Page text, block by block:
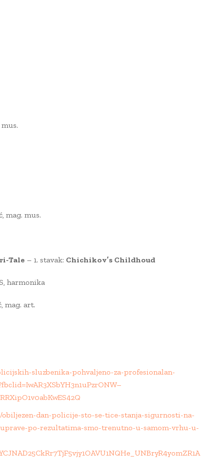
mag. mus.
Tale – 1. stavak: Chichikov’s Childhoud
harmonika
mag. art.
sluzbenika-pohvaljeno-za-profesionalan-
dan-policije-sto-se-tice-stanja-sigurnosti-na-
po-rezultatima-smo-trenutno-u-samom-vrhu-u-